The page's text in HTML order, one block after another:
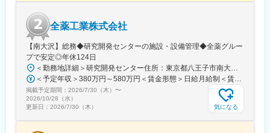
全薬工業株式会社
【南大沢】総務◆研究開発センターの施設・設備管理◆全薬グルー
プで安定◎年休124日
＜勤務地詳細＞研究開発センター住所：東京都八王子市南大沢四丁目７－１ 勤務地最寄駅：京王相模原線／南大沢駅受動喫煙対策：屋内全面禁煙変更の範囲：会社の定める事業所
＜予定年収＞380万円～580万円＜賃金形態＞日給月給制＜賃金内訳＞月額（基本給）：243,000円～370,000円/月20日間勤務想定＜想定月額＞243,000円～370,000円＜昇給有無＞有＜残業手当＞有＜給与補足＞※経験やスキルを考慮して決定します。■昇給：年1回■賞与：年2回(7月、12月)賃金はあくまでも目安の金額であり、選考を通じて上下する可能性があります。月給(月額)は固定手当を含めた表記です。
掲載予定期間： 2026/7/30（木） 〜
2026/10/28（水）
更新日： 2026/7/30（木） 気になる